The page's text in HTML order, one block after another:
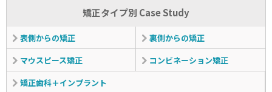
矯正タイプ別 Case Study
表側からの矯正
裏側からの矯正
マウスピース矯正
コンビネーション矯正
矯正歯科＋インプラント